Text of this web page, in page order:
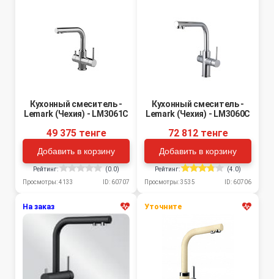
Кухонный смеситель -
Lemark (Чехия) - LM3061C
49 375 тенге
Добавить в корзину
Рейтинг:
(0.0)
Просмотры: 4133
ID: 60707
Кухонный смеситель -
Lemark (Чехия) - LM3060C
72 812 тенге
Добавить в корзину
Рейтинг:
(4.0)
Просмотры: 3535
ID: 60706
На заказ Уточните